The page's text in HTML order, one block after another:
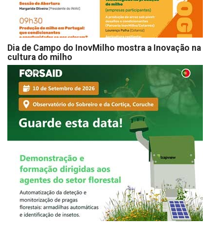
Dia de Campo do InovMilho mostra a Inovação na
cultura do milho